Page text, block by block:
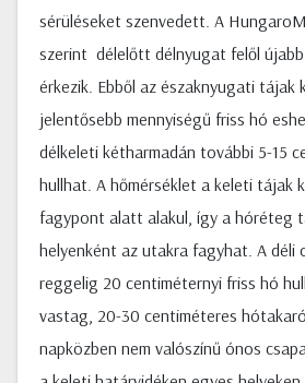
sérüléseket szenvedett. A
szerint délelőtt délnyugat felől
érkezik. Ebből az északnyugati tájak
jelentősebb mennyiségű friss hó
délkeleti kétharmadán további 5-15
hullhat. A hőmérséklet a keleti tájak
fagypont alatt alakul, így a hóréteg
helyenként az utakra fagyhat. A déli
reggelig 20 centiméternyi friss hó
vastag, 20-30 centiméteres
napközben nem valószínű ónos